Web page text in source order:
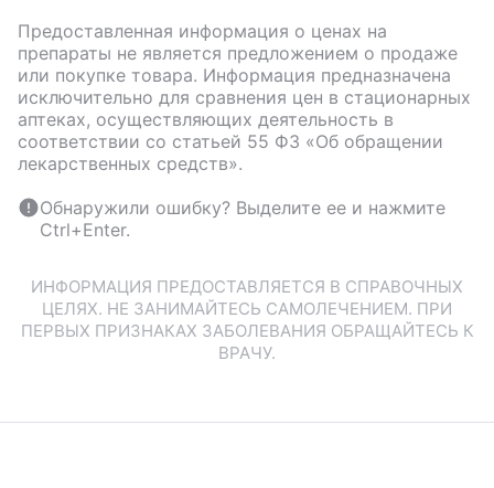
Предоставленная информация о ценах на
препараты не является предложением о продаже
или покупке товара. Информация предназначена
исключительно для сравнения цен в стационарных
аптеках, осуществляющих деятельность в
соответствии со статьей 55 ФЗ «Об обращении
лекарственных средств».
Обнаружили ошибку? Выделите ее и нажмите
Ctrl+Enter.
ИНФОРМАЦИЯ ПРЕДОСТАВЛЯЕТСЯ В СПРАВОЧНЫХ
ЦЕЛЯХ. НЕ ЗАНИМАЙТЕСЬ САМОЛЕЧЕНИЕМ. ПРИ
ПЕРВЫХ ПРИЗНАКАХ ЗАБОЛЕВАНИЯ ОБРАЩАЙТЕСЬ К
ВРАЧУ.